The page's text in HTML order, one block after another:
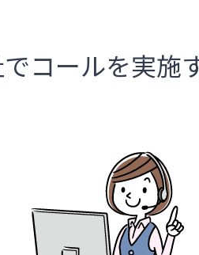
コールを実施